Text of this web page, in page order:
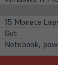
15 Monate
Gut
Notebook,